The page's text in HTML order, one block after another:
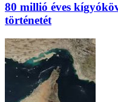
80 millió éves
történetét